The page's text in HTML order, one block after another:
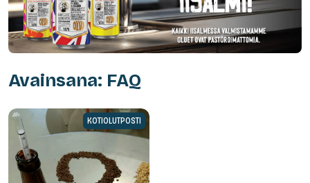
Avainsana: FAQ
KOTIOLUTPOSTI